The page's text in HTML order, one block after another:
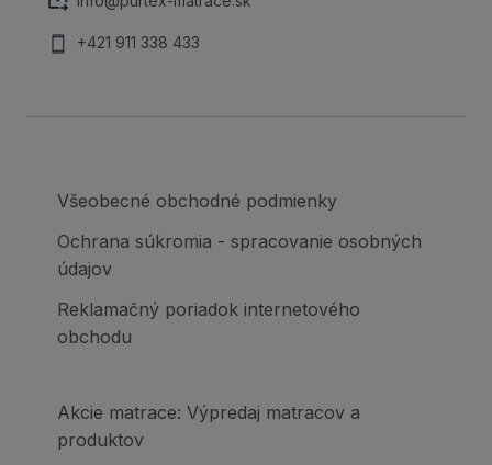
+421 911 338 433
Všeobecné obchodné podmienky
Ochrana súkromia - spracovanie osobných
údajov
Reklamačný poriadok internetového
obchodu
Akcie matrace: Výpredaj matracov a
produktov